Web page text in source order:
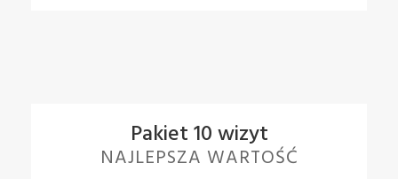
Pakiet 10 wizyt
NAJLEPSZA WARTOŚĆ